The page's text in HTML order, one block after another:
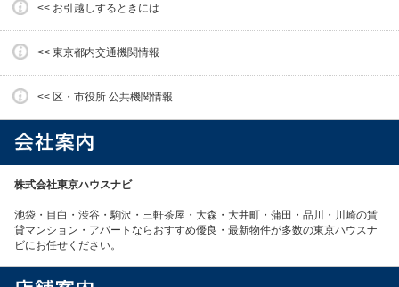
<< お引越しするときには
<< 東京都内交通機関情報
<< 区・市役所 公共機関情報
株式会社東京ハウスナビ
池袋・目白・渋谷・駒沢・三軒茶屋・大森・大井町・蒲田・品川・川崎の賃
貸マンション・アパートならおすすめ優良・最新物件が多数の東京ハウスナ
ビにお任せください。